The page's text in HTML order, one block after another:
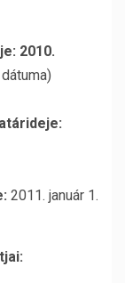
2010.
2011. január 1.